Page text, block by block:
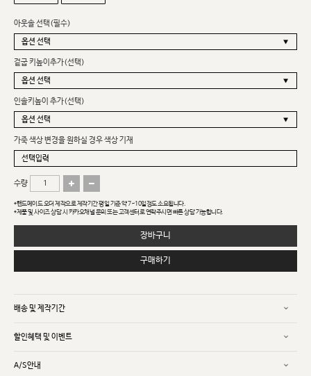
아웃솔 선택(필수)
겉굽 키높이추가(선택)
인솔키높이 추가(선택)
가죽 색상 변경을 원하실 경우 색상 기재
수량
*핸드메이드 오더 제작으로 제작기간 평일 기준 약 7~10일정도 소요됩니다.
*제품 및 사이즈 상담 시 카카오채널 문의 또는 고객센터로 연락주시면 빠른 상담 가능합니다.
장바구니
구매하기
배송 및 제작기간
할인혜택 및 이벤트
A/S안내